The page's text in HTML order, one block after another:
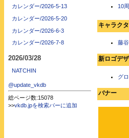
10
キャラク
藤
新ロゴデ
グ
バナー
カレンダー/2026-5-13
カレンダー/2026-5-20
カレンダー/2026-6-3
カレンダー/2026-7-8
2026/03/28
NATCHIN
@update_vkdb
総ページ数:15078
>>vkdb.jpを検索バーに追加